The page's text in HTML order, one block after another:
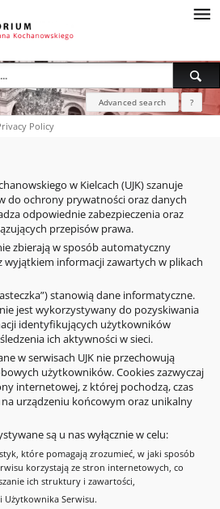
Advanced search ?
Policy
w Kielcach (UJK) szanuje
do ochrony prywatności oraz danych
odpowiednie zabezpieczenia oraz
przepisów prawa.
zbierają w sposób automatyczny
wyjątkiem informacji zawartych w plikach
stanowią dane informatyczne.
jest wykorzystywany do pozyskiwania
identyfikujących użytkowników
ich aktywności w sieci.
w serwisach UJK nie przechowują
użytkowników. Cookies zazwyczaj
internetowej, z której pochodzą, czas
urządzeniu końcowym oraz unikalny
są u nas wyłącznie w celu:
które pomagają zrozumieć, w jaki sposób
korzystają ze stron internetowych, co
ich struktury i zawartości,
Użytkownika Serwisu.